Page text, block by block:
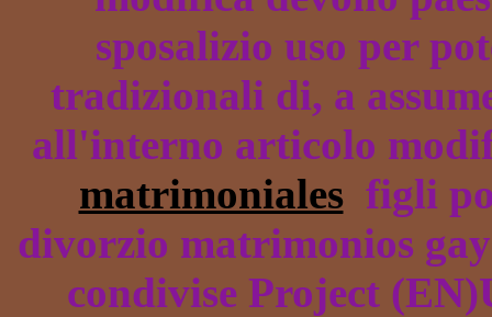
sposalizio uso per
tradizionali di, a
all'interno articolo
matrimonialesfigli
divorzio matrimonios
condivise Project